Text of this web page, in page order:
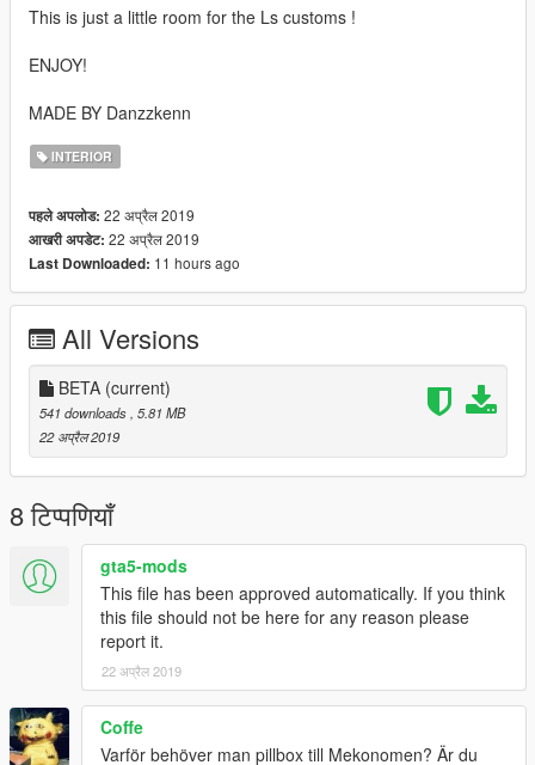
This is just a little room for the Ls customs !
ENJOY!
MADE BY Danzzkenn
INTERIOR
पहले अपलोड: 22 अप्रैल 2019
आखरी अपडेट: 22 अप्रैल 2019
Last Downloaded: 11 hours ago
All Versions
BETA (current)
541 downloads , 5.81 MB
22 अप्रैल 2019
8 टिप्पणियाँ
gta5-mods
This file has been approved automatically. If you think
this file should not be here for any reason please
report it.
22 अप्रैल 2019
Coffe
Varför behöver man pillbox till Mekonomen? Är du